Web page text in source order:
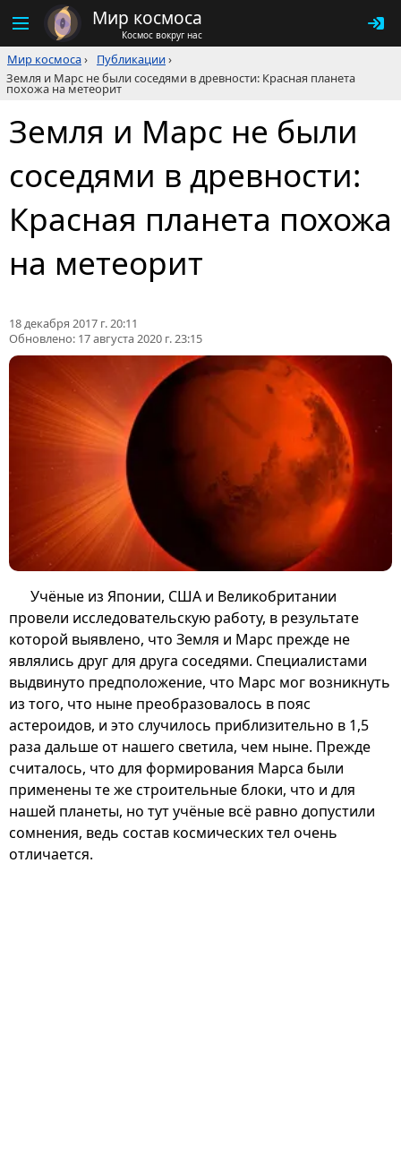
Мир космоса
Космос вокруг нас
Мир космоса› Публикации›
Земля и Марс не были соседями в древности: Красная планета
похожа на метеорит
Земля и Марс не были
соседями в древности:
Красная планета похожа
на метеорит
18 декабря 2017 г. 20:11
Обновлено: 17 августа 2020 г. 23:15
Учёные из Японии, США и Великобритании
провели исследовательскую работу, в результате
которой выявлено, что Земля и Марс прежде не
являлись друг для друга соседями. Специалистами
выдвинуто предположение, что Марс мог возникнуть
из того, что ныне преобразовалось в пояс
астероидов, и это случилось приблизительно в 1,5
раза дальше от нашего светила, чем ныне. Прежде
считалось, что для формирования Марса были
применены те же строительные блоки, что и для
нашей планеты, но тут учёные всё равно допустили
сомнения, ведь состав космических тел очень
отличается.